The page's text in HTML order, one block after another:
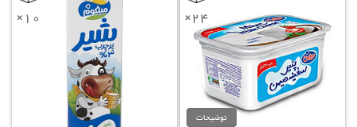
×24
توضیحات
×10